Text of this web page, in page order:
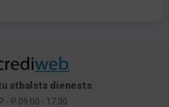
atbalsta dienests
P - P 09:00 - 17:30